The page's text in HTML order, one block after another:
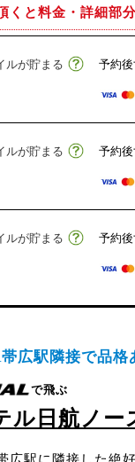
くと料金・詳細部
ルが貯まる
予約
ルが貯まる
予約
ルが貯まる
予約
広駅隣接で品格
で飛ぶ
ル日航ノー